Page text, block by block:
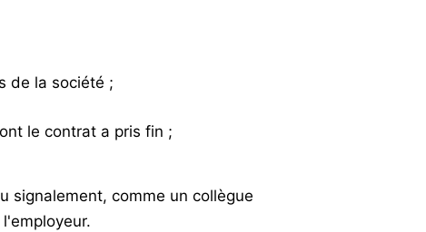
de la société ;
le contrat a pris fin ;
signalement, comme un collègue